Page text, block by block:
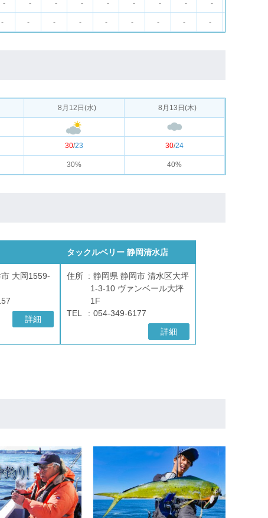
- - - - - - - - -
- - - - - - - - -
8月12日(水) 8月13日(木)
30/23 30/24
30% 40%
大岡1559-
詳細
タックルベリー 静岡清水店
住所
静岡県 静岡市 清水区大坪
1-3-10 ヴァンベール大坪
1F
TEL
054-349-6177
詳細